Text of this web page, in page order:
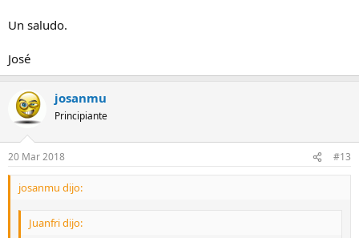
Un saludo.
José
josanmu
Principiante
20 Mar 2018 #13
josanmu dijo:
Juanfri dijo: